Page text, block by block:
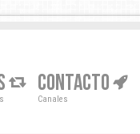
CONTACTO
Canales